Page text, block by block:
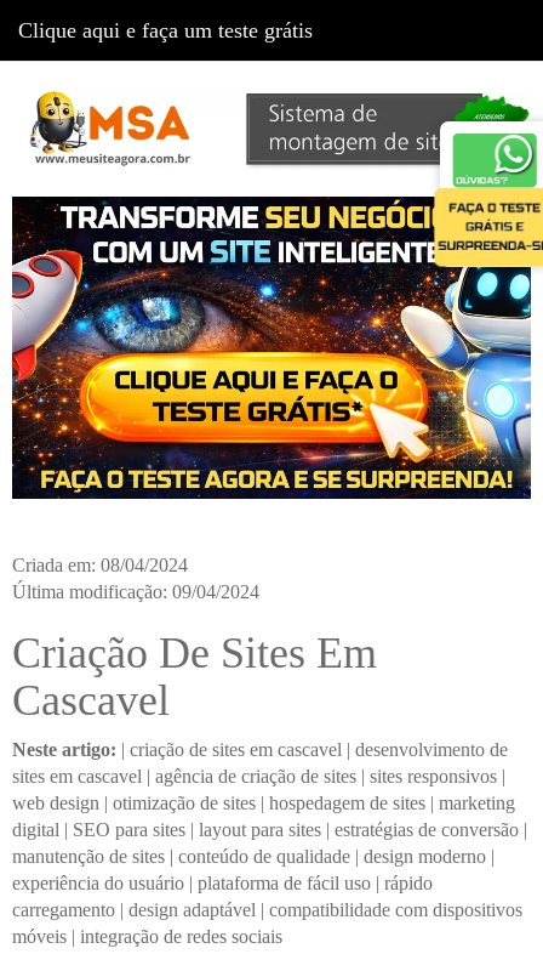
Criada em: 08/04/2024
Última modificação: 09/04/2024
Criação De Sites Em
Cascavel
Neste artigo: | criação de sites em cascavel | desenvolvimento de
sites em cascavel | agência de criação de sites | sites responsivos |
web design | otimização de sites | hospedagem de sites | marketing
digital | SEO para sites | layout para sites | estratégias de conversão |
manutenção de sites | conteúdo de qualidade | design moderno |
experiência do usuário | plataforma de fácil uso | rápido
carregamento | design adaptável | compatibilidade com dispositivos
móveis | integração de redes sociais
Clique aqui e faça um teste grátis